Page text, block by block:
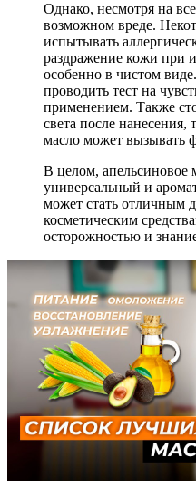
Однако, несмотря на
возможном вреде.
испытывать
раздражение кожи при
особенно в чистом
проводить тест на
применением. Также
света после нанесения,
масло может вызывать
В целом, апельсиновое
универсальный и
может стать отличным
косметическим
осторожностью и